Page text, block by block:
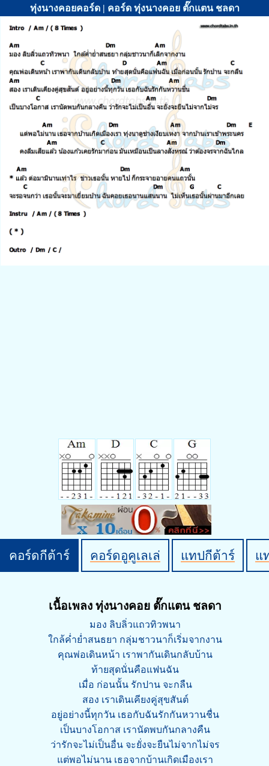
ทุ่งนางคอยคอร์ด | คอร์ด ทุ่งนางคอย ตั๊กแตน ชลดา
คอร์ดกีต้าร์ คอร์ดอูคูเลเล่ แทปกีต้าร์ แ
เนื้อเพลง ทุ่งนางคอย ตั๊กแตน ชลดา
มอง ลิบลิ่วแถวทิวพนา
ใกล้ค่ำย่ำสนธยา กลุ่มชาวนาก็เริ่มจากงาน
คุณพ่อเดินหน้า เราพากันเดินกลับบ้าน
ท้ายสุดนั่นคือแฟนฉัน
เมื่อ ก่อนนั้น รักปาน จะกลืน
สอง เราเดินเคียงคู่สุขสันต์
อยู่อย่างนี้ทุกวัน เธอกับฉันรักกันหวานชื่น
เป็นบางโอกาส เรานัดพบกันกลางคืน
ว่ารักจะไม่เป็นอื่น จะยั่งจะยืนไม่จากไม่จร
แต่พอไม่นาน เธอจากบ้านเกิดเมืองเรา